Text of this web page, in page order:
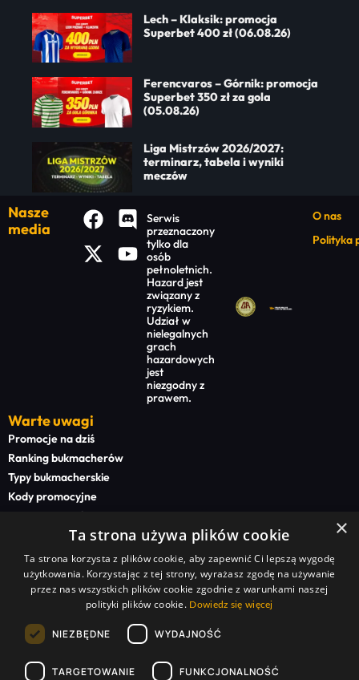
Lech – Klaksik: promocja
Superbet 400 zł (06.08.26)
Ferencvaros – Górnik: promocja
Superbet 350 zł za gola
(05.08.26)
Liga Mistrzów 2026/2027:
terminarz, tabela i wyniki
meczów
Nasze
media
Serwis
przeznaczony
tylko dla
osób
pełnoletnich.
Hazard jest
związany z
ryzykiem.
Udział w
nielegalnych
grach
hazardowych
jest
niezgodny z
prawem.
O nas
Polityka
Warte uwagi
Promocje na dziś
Ranking bukmacherów
Typy bukmacherskie
Kody promocyjne
Bonusy powitalne
Newsy bukmacherskie
Na start
Superbet kod promocyjny
STS kod promocyjny
BETFAN kod promocyjny
TOTALbet kod promocyjny
×
Ta strona używa plików cookie
Ta strona korzysta z plików cookie, aby zapewnić Ci lepszą wygodę
użytkowania. Korzystając z tej strony, wyrażasz zgodę na używanie
przez nas wszystkich plików cookie zgodnie z warunkami naszej
polityki plików cookie. Dowiedz się więcej
NIEZBĘDNE WYDAJNOŚĆ
TARGETOWANIE FUNKCJONALNOŚĆ